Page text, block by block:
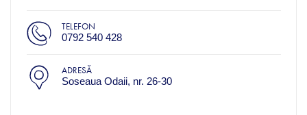
TELEFON
0792 540 428
ADRESĂ
Soseaua Odaii, nr. 26-30